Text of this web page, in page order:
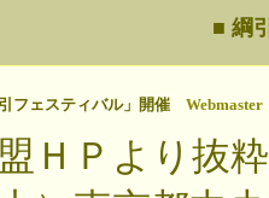
■ 綱
フェスティバル」開催 Webmaster
ＨＰより抜粋